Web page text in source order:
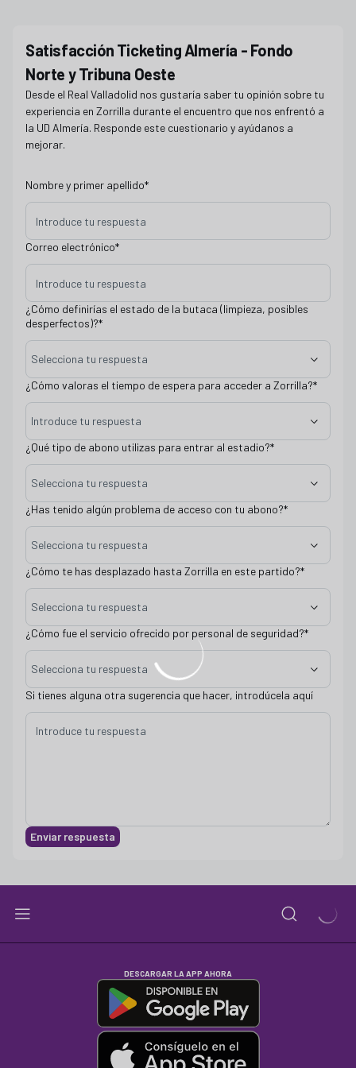
Satisfacción Ticketing Almería - Fondo
Norte y Tribuna Oeste
Desde el Real Valladolid nos gustaría saber tu opinión sobre tu
experiencia en Zorrilla durante el encuentro que nos enfrentó a
la UD Almería. Responde este cuestionario y ayúdanos a
mejorar.
Nombre y primer apellido*
Correo electrónico*
¿Cómo definirías el estado de la butaca (limpieza, posibles
desperfectos)?*
Selecciona tu respuesta
¿Cómo valoras el tiempo de espera para acceder a Zorrilla?*
Introduce tu respuesta
¿Qué tipo de abono utilizas para entrar al estadio?*
Selecciona tu respuesta
¿Has tenido algún problema de acceso con tu abono?*
Selecciona tu respuesta
¿Cómo te has desplazado hasta Zorrilla en este partido?*
Selecciona tu respuesta
¿Cómo fue el servicio ofrecido por personal de seguridad?*
Selecciona tu respuesta
Si tienes alguna otra sugerencia que hacer, introdúcela aquí
Enviar respuesta
DESCARGAR LA APP AHORA